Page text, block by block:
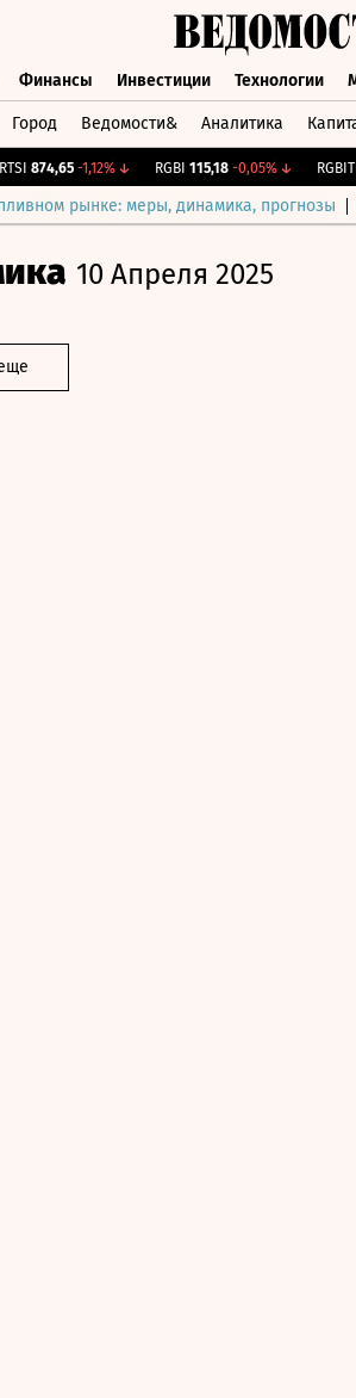
Финансы Инвестиции Технологии
Город Ведомости& Аналитика
874,65 -1,12%↓ RGBI 115,18 -0,05%↓ RGBITR
рынке: меры, динамика, прогнозы
10 Апреля 2025